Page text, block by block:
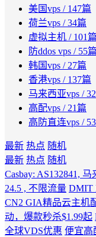
美国vps / 147篇
荷兰vps / 34篇
虚拟主机 / 101篇
防ddos vps / 55篇
韩国vps / 27篇
香港vps / 137篇
马来西亚vps /
高配vps / 21篇
高防直连vps /
最新 热点 随机
最新 热点 随机
Casbay: AS132841,
24.5 , 不限流量 DMIT
CN2 GIA精品云主机
动，爆款秒杀$1.99起
全球VDS优惠 便宜高